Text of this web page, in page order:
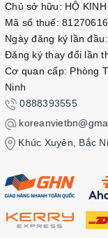
Chủ sở hữu: HỘ
Mã số thuế:
Ngày đăng ký lần
Đăng ký thay đổi lần
Cơ quan cấp: Phòng
Ninh
0888393555
Khúc Xuyên, Bắc